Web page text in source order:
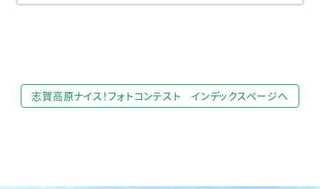
志賀高原ナイス！フォトコンテスト インデックスページへ